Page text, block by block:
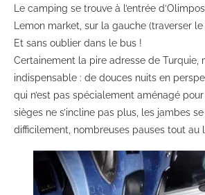
Le camping se trouve à l’entrée
Lemon market, sur la gauche (traverser
Et sans oublier dans le bus !
Certainement la pire adresse de Turquie,
indispensable : de douces nuits en
qui n’est pas spécialement aménagé
sièges ne s’incline pas plus, les jambes
difficilement, nombreuses pauses tout au